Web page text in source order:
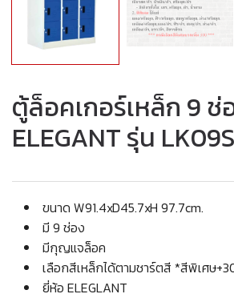
ตู้ล็อคเกอร์เหล็ก 9 ช่
ELEGANT รุ่น
ขนาด W91.4xD45.7xH 97.7cm.
มี 9 ช่อง
มีกุญแจล็อค
เลือกสีเหล็กได้ตามชาร์ตสี *สีพิเศษ
ยี่ห้อ ELEGLANT